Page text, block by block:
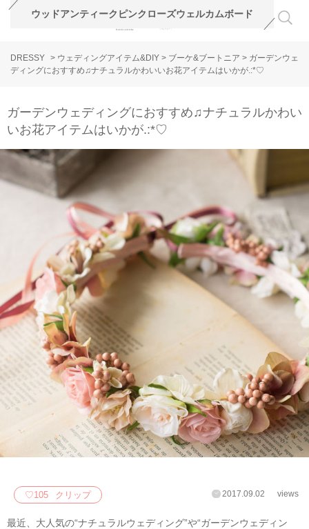
DRESSY > ウェディングアイテム&DIY > ブーケ&ブートニア > ガーデンウェ
ディングにおすすめ♫ナチュラルかわいいお花アイテムはいかが.:*♡
ガーデンウェディングにおすすめ♫ナチュラルかわい
いお花アイテムはいかが.:*♡
♡105 クリップ 2017.09.02 views
最近、大人気の“ナチュラルウェディング”や“ガーデンウェディン
ウッドアンティークピンクローズウェルカムボード